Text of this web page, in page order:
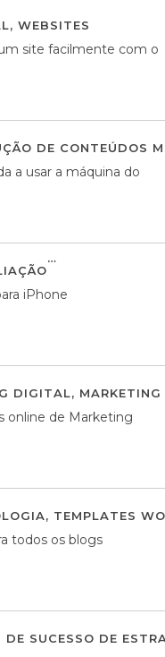
, WEBSITES
site facilmente com o
DE CONTEÚDOS
a usar a máquina do
iPhone
DIGITAL,
online de Marketing
, TEMPLATES
todos os blogs
DE SUCESSO DE